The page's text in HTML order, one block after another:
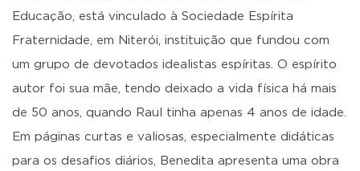
Educação, está vinculado à Sociedade Espírita
Fraternidade, em Niterói, instituição que fundou com
um grupo de devotados idealistas espíritas. O espírito
autor foi sua mãe, tendo deixado a vida física há mais
de 50 anos, quando Raul tinha apenas 4 anos de idade.
Em páginas curtas e valiosas, especialmente didáticas
para os desafios diários, Benedita apresenta uma obra